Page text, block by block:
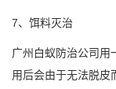
7、饵料灭治
广州白蚁防治公司用
用后会由于无法脱皮